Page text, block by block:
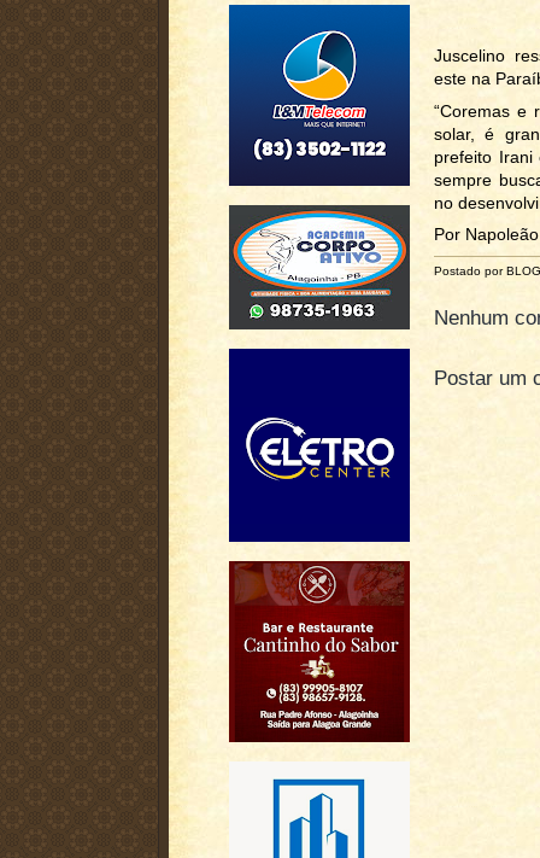
Juscelino
este na
“Coremas e
solar, é
prefeito Irani
sempre
no
Por
Postado por
Nenhum
Postar um